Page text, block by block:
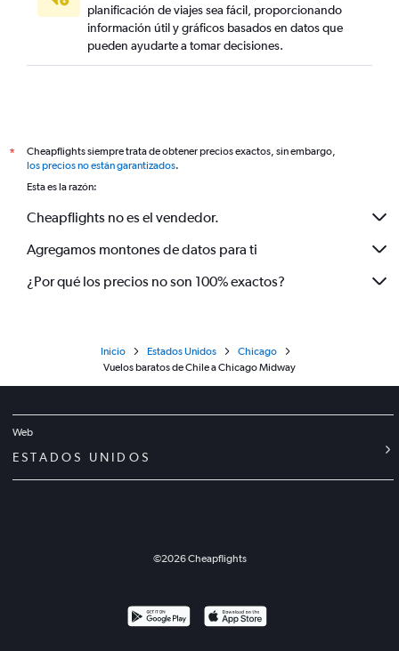
planificación de viajes sea fácil, proporcionando
información útil y gráficos basados en datos que
pueden ayudarte a tomar decisiones.
*
Cheapflights siempre trata de obtener precios exactos, sin embargo,
los precios no están garantizados.
Esta es la razón:
Cheapflights no es el vendedor.
Agregamos montones de datos para ti
¿Por qué los precios no son 100% exactos?
Inicio Estados Unidos
Chicago
Vuelos baratos de Chile a Chicago Midway
Web
ESTADOS UNIDOS
©2026Cheapflights